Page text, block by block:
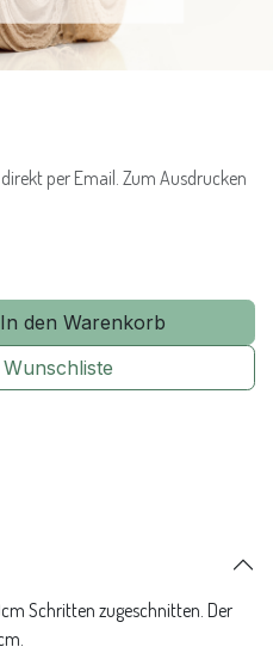
per Email. Zum Ausdrucken
In den Warenkorb
Schritten zugeschnitten. Der